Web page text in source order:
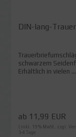
DIN-lang-
schwarzem
Erhältlich in vielen ...
ab 11,99 EUR
( inkl. 19 % MwSt. zzgl.
3-4 Tage